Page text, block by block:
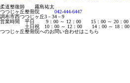
柔道整復師 霧島祐太
つつじヶ丘整骨院 042-444-6447
調布市西つつじヶ丘3－34－9
営業時間 平日 9：00 ～ 12：00 15：00 ～ 20：00
土日祝 10：00 ～ 12：00 14：00 ～ 18：00
つつじヶ丘整骨院へのお問い合わせはこちら